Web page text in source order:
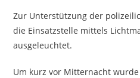
Zur Unterstützung der
die Einsatzstelle mittels
ausgeleuchtet.
Um kurz vor Mitternacht